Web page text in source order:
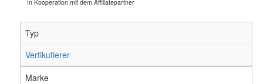
In Kooperation mit dem Affiliatepartner
Typ
Vertikutierer
Marke